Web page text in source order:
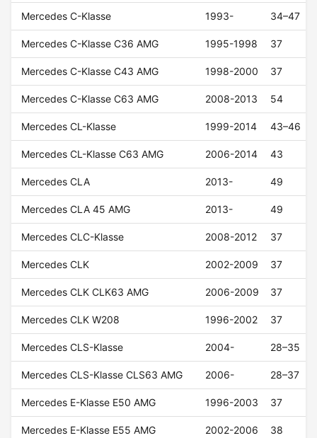
Mercedes C-Klasse 1993- 34–47
Mercedes C-Klasse C36 AMG 1995-1998 37
Mercedes C-Klasse C43 AMG 1998-2000 37
Mercedes C-Klasse C63 AMG 2008-2013 54
Mercedes CL-Klasse 1999-2014 43–46
Mercedes CL-Klasse C63 AMG 2006-2014 43
Mercedes CLA 2013- 49
Mercedes CLA 45 AMG 2013- 49
Mercedes CLC-Klasse 2008-2012 37
Mercedes CLK 2002-2009 37
Mercedes CLK CLK63 AMG 2006-2009 37
Mercedes CLK W208 1996-2002 37
Mercedes CLS-Klasse 2004- 28–35
Mercedes CLS-Klasse CLS63 AMG 2006- 28–37
Mercedes E-Klasse E50 AMG 1996-2003 37
Mercedes E-Klasse E55 AMG 2002-2006 38